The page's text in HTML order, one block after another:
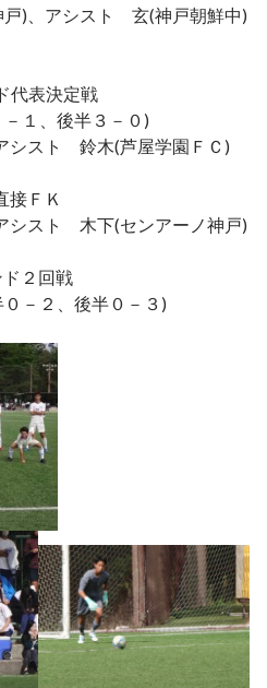
)、アシスト 玄(神戸朝鮮中)
代表決定戦
１、後半３－０)
シスト 鈴木(芦屋学園ＦＣ)
ＦＫ
シスト 木下(センアーノ神戸)
２回戦
－２、後半０－３)